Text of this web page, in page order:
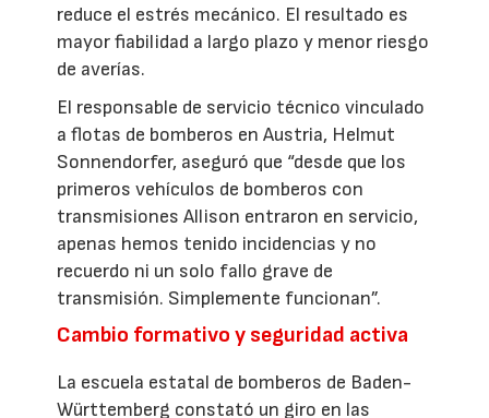
reduce el estrés mecánico. El resultado es
mayor fiabilidad a largo plazo y menor riesgo
de averías.
El responsable de servicio técnico vinculado
a flotas de bomberos en Austria, Helmut
Sonnendorfer, aseguró que “desde que los
primeros vehículos de bomberos con
transmisiones Allison entraron en servicio,
apenas hemos tenido incidencias y no
recuerdo ni un solo fallo grave de
transmisión. Simplemente funcionan”.
Cambio formativo y seguridad activa
La escuela estatal de bomberos de Baden-
Württemberg constató un giro en las